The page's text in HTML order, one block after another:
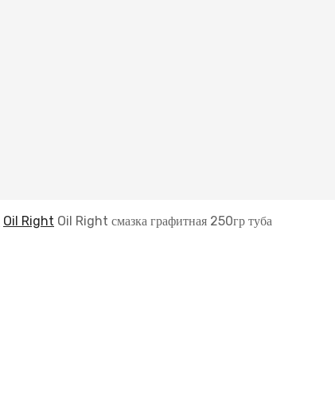
Oil Right Oil Right смазка графитная 250гр туба